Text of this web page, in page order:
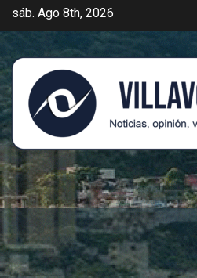
sáb. Ago 8th, 2026